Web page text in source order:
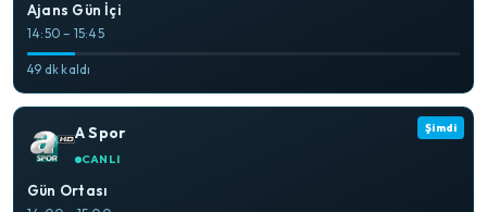
Ajans Gün İçi
14:50 – 15:45
49 dk kaldı
Şimdi
A Spor
CANLI
Gün Ortası